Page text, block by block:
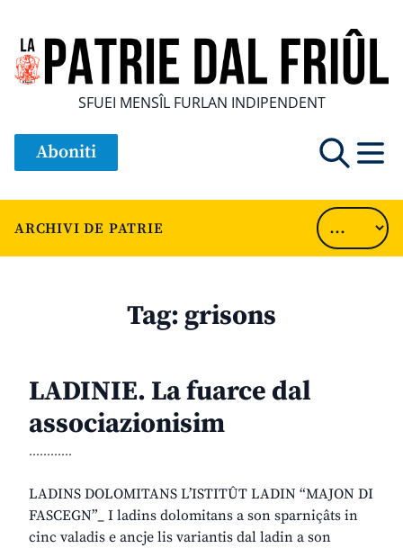
SFUEI MENSÎL FURLAN INDIPENDENT
Aboniti
ARCHIVI DE PATRIE
Tag: grisons
LADINIE. La fuarce dal
associazionisim
............
LADINS DOLOMITANS L’ISTITÛT LADIN “MAJON DI
FASCEGN”_ I ladins dolomitans a son sparniçâts in
cinc valadis e ancje lis variantis dal ladin a son